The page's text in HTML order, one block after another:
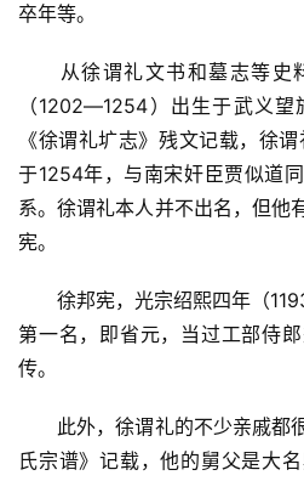
卒年等。
从徐谓礼文书和墓志等史
（1202―1254）出生于武义
《徐谓礼圹志》残文记载，徐
于1254年，与南宋奸臣贾似道
系。徐谓礼本人并不出名，但他
宪。
徐邦宪，光宗绍熙四年（
第一名，即省元，当过工部侍
传。
此外，徐谓礼的不少亲戚都
氏宗谱》记载，他的舅父是大